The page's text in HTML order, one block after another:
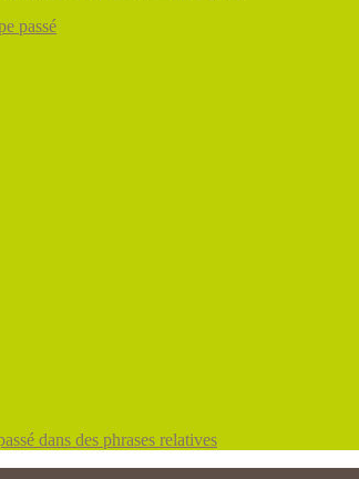
passé
dans des phrases relatives